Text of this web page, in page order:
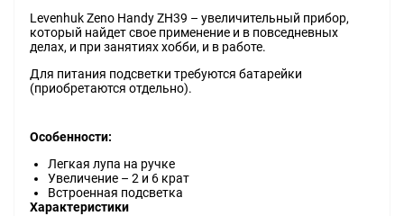
Levenhuk Zeno Handy ZH39 – увеличительный прибор,
который найдет свое применение и в повседневных
делах, и при занятиях хобби, и в работе.
Для питания подсветки требуются батарейки
(приобретаются отдельно).
Особенности:
Легкая лупа на ручке
Увеличение – 2 и 6 крат
Встроенная подсветка
Характеристики